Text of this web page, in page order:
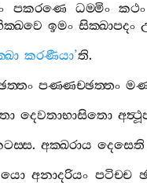
පකරණෙ ධම‍්මිං කථං
ඉමං සික‍්ඛාපදං
කරණීයා’ති.
පණ‍්ණච‍්ඡත‍්තං
දෙවතාභාසිතො
. අක‍්ඛරාය දෙසෙති
යො අනාදරියං පටිච‍්ච